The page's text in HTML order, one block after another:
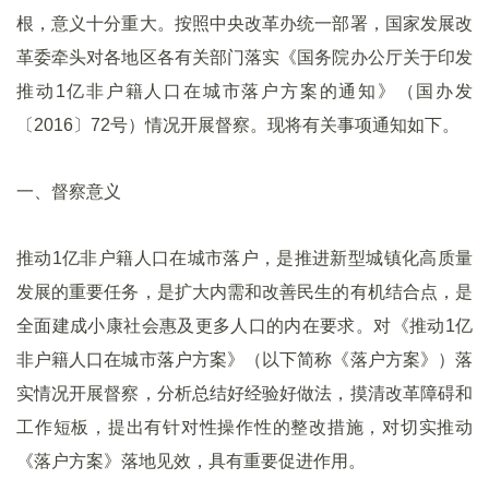
根，意义十分重大。按照中央改革办统一部署，国家发展改
革委牵头对各地区各有关部门落实《国务院办公厅关于印发
推动1亿非户籍人口在城市落户方案的通知》（国办发
〔2016〕72号）情况开展督察。现将有关事项通知如下。
一、督察意义
推动1亿非户籍人口在城市落户，是推进新型城镇化高质量
发展的重要任务，是扩大内需和改善民生的有机结合点，是
全面建成小康社会惠及更多人口的内在要求。对《推动1亿
非户籍人口在城市落户方案》（以下简称《落户方案》）落
实情况开展督察，分析总结好经验好做法，摸清改革障碍和
工作短板，提出有针对性操作性的整改措施，对切实推动
《落户方案》落地见效，具有重要促进作用。